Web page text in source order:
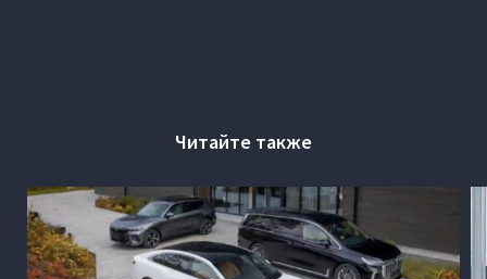
Читайте также